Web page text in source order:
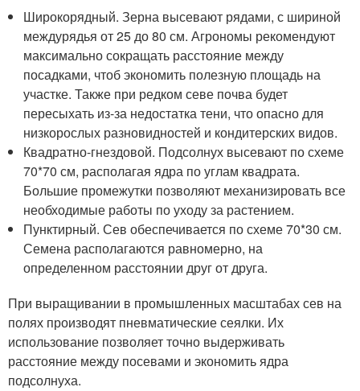
Широкорядный. Зерна высевают рядами, с шириной
междурядья от 25 до 80 см. Агрономы рекомендуют
максимально сокращать расстояние между
посадками, чтоб экономить полезную площадь на
участке. Также при редком севе почва будет
пересыхать из-за недостатка тени, что опасно для
низкорослых разновидностей и кондитерских видов.
Квадратно-гнездовой. Подсолнух высевают по схеме
70*70 см, располагая ядра по углам квадрата.
Большие промежутки позволяют механизировать все
необходимые работы по уходу за растением.
Пунктирный. Сев обеспечивается по схеме 70*30 см.
Семена располагаются равномерно, на
определенном расстоянии друг от друга.
При выращивании в промышленных масштабах сев на
полях производят пневматические сеялки. Их
использование позволяет точно выдерживать
расстояние между посевами и экономить ядра
подсолнуха.